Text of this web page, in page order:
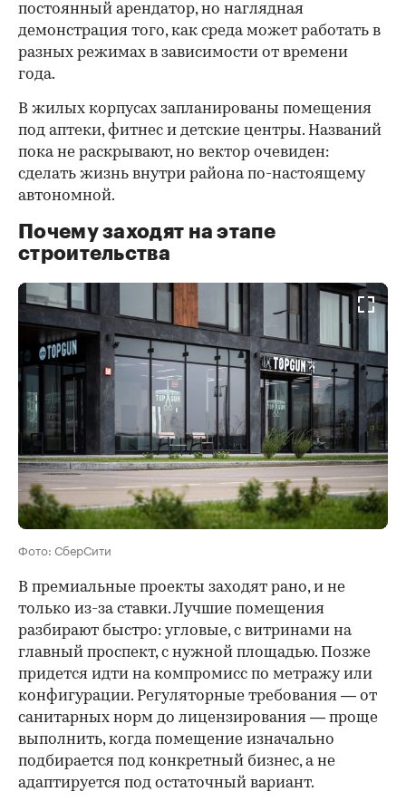
постоянный арендатор, но наглядная
демонстрация того, как среда может работать в
разных режимах в зависимости от времени
года.
В жилых корпусах запланированы помещения
под аптеки, фитнес и детские центры. Названий
пока не раскрывают, но вектор очевиден:
сделать жизнь внутри района по-настоящему
автономной.
Почему заходят на этапе
строительства
Фото: СберСити
В премиальные проекты заходят рано, и не
только из-за ставки. Лучшие помещения
разбирают быстро: угловые, с витринами на
главный проспект, с нужной площадью. Позже
придется идти на компромисс по метражу или
конфигурации. Регуляторные требования — от
санитарных норм до лицензирования — проще
выполнить, когда помещение изначально
подбирается под конкретный бизнес, а не
адаптируется под остаточный вариант.